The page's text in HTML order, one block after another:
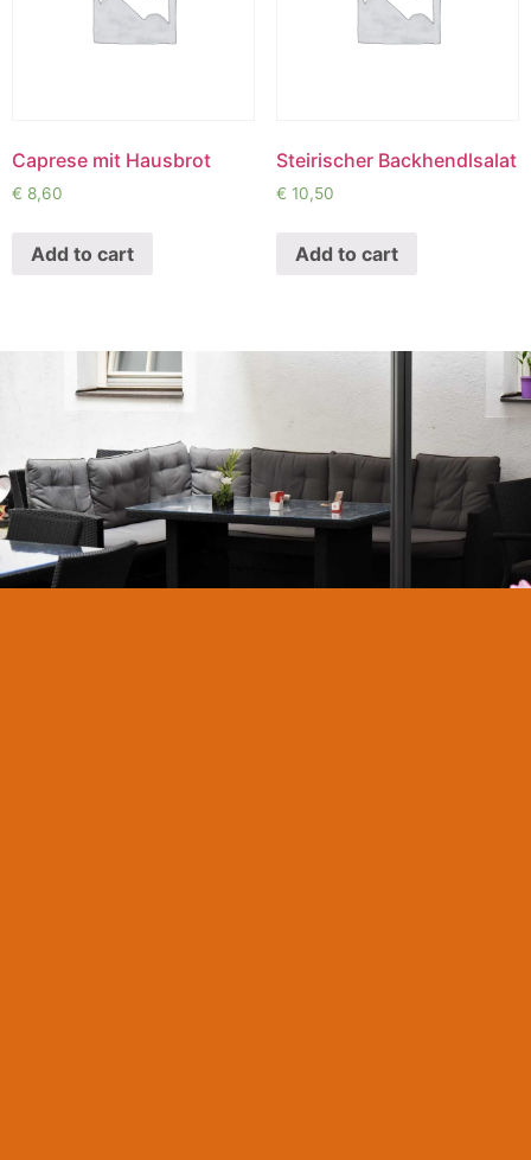
Caprese mit Hausbrot
€ 8,60
Add to cart
Steirischer Backhendlsalat
€ 10,50
Add to cart